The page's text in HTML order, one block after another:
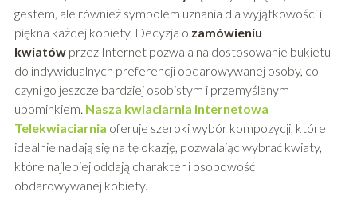
gestem, ale również symbolem uznania dla wyjątkowości i
piękna każdej kobiety. Decyzja o zamówieniu
kwiatówprzez Internet pozwala na dostosowanie bukietu
do indywidualnych preferencji obdarowywanej osoby, co
czyni go jeszcze bardziej osobistym i przemyślanym
upominkiem. Nasza kwiaciarnia internetowa
Telekwiaciarnia oferuje szeroki wybór kompozycji, które
idealnie nadają się na tę okazję, pozwalając wybrać kwiaty,
które najlepiej oddają charakter i osobowość
obdarowywanej kobiety.